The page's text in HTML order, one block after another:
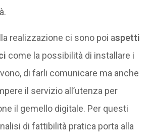
realizzazione ci sono poi aspetti
come la possibilità di installare i
di farli comunicare ma anche
il servizio all’utenza per
il gemello digitale. Per questi
di fattibilità pratica porta alla